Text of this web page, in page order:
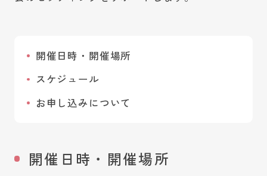
開催日時・開催場所
スケジュール
お申し込みについて
開催日時・開催場所